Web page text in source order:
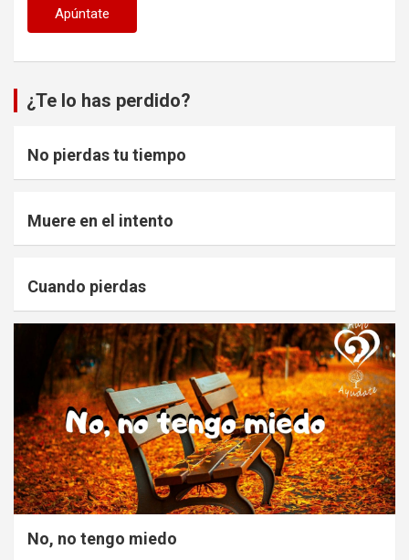
¿Te lo has perdido?
No pierdas tu tiempo
Muere en el intento
Cuando pierdas
No, no tengo miedo